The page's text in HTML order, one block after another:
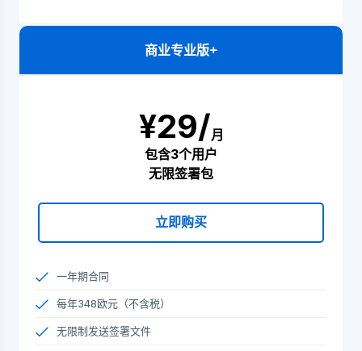
商业专业版+
¥29/月
包含3个用户
无限签署包
立即购买
一年期合同
每年348欧元（不含税）
无限制发送签署文件